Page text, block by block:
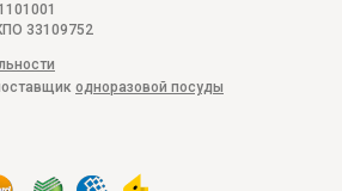
33109752
одноразовой посуды